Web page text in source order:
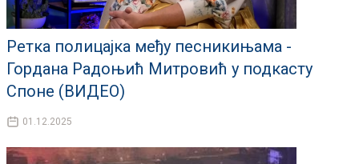
Ретка полицајка међу песникињама -
Гордана Радоњић Митровић у подкасту
Споне (ВИДЕО)
01.12.2025